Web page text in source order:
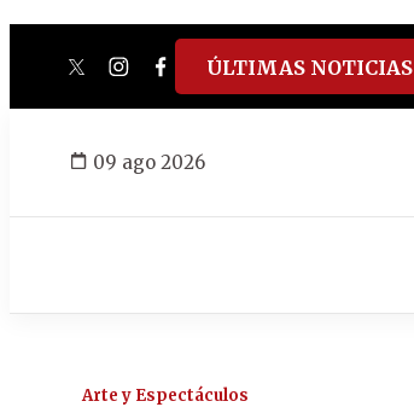
twitterinstagram
facebook
tiktokyoutube
spotify
ÚLTIMAS NOTICIAS
09 ago 2026
Arte y Espectáculos